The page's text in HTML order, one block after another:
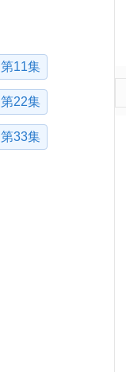
第11集
第22集
第33集